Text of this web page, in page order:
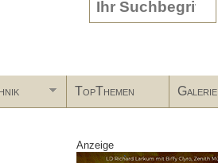
Search form
TopThemen Galerie
Anzeige